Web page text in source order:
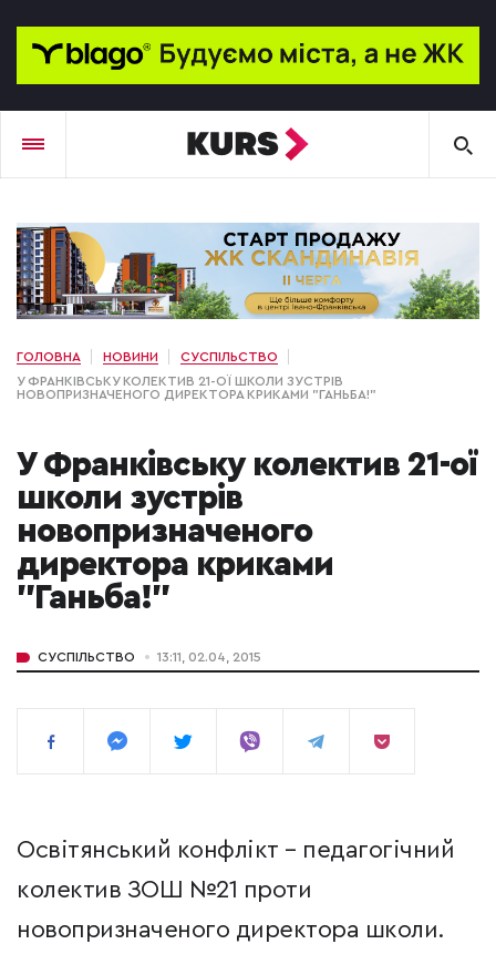
ГОЛОВНА НОВИНИ
СУСПІЛЬСТВО
У ФРАНКІВСЬКУ КОЛЕКТИВ 21-ОЇ ШКОЛИ ЗУСТРІВ
НОВОПРИЗНАЧЕНОГО ДИРЕКТОРА КРИКАМИ "ГАНЬБА!"
У Франківську колектив 21-ої
школи зустрів
новопризначеного
директора криками
"Ганьба!"
СУСПІЛЬСТВО 13:11, 02.04, 2015
Освітянський конфлікт – педагогічний
колектив ЗОШ №21 проти
новопризначеного директора школи.